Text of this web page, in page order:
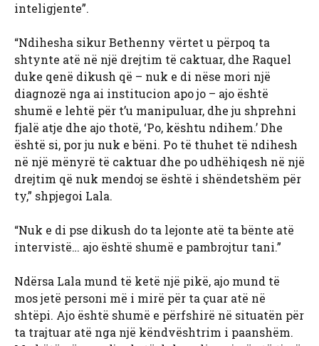
inteligjente”.
“Ndihesha sikur Bethenny vërtet u përpoq ta
shtynte atë në një drejtim të caktuar, dhe Raquel
duke qenë dikush që – nuk e di nëse mori një
diagnozë nga ai institucion apo jo – ajo është
shumë e lehtë për t’u manipuluar, dhe ju shprehni
fjalë atje dhe ajo thotë, ‘Po, kështu ndihem.’ Dhe
është si, por ju nuk e bëni. Po të thuhet të ndihesh
në një mënyrë të caktuar dhe po udhëhiqesh në një
drejtim që nuk mendoj se është i shëndetshëm për
ty,” shpjegoi Lala.
“Nuk e di pse dikush do ta lejonte atë ta bënte atë
intervistë… ajo është shumë e pambrojtur tani.”
Ndërsa Lala mund të ketë një pikë, ajo mund të
mos jetë personi më i mirë për ta çuar atë në
shtëpi. Ajo është shumë e përfshirë në situatën për
ta trajtuar atë nga një këndvështrim i paanshëm.